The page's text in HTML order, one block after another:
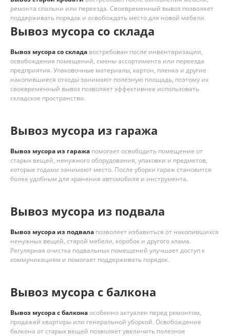
ремонта спальни или переезда. Своевременный вывоз позволяет
поддерживать порядок и освобождать место для новой мебели.
Вывоз мусора со склада
Вывоз мусора со склада востребован после инвентаризации,
освобождения помещений, смены ассортимента или переезда
предприятия. Упаковочные материалы, картон, пленка и другие
накопившиеся отходы занимают полезную площадь, поэтому их
своевременный вывоз позволяет эффективнее использовать
складское пространство.
Вывоз мусора из гаража
Вывоз мусора из гаража помогает освободить помещение от
старых вещей, ненужного оборудования, упаковки и предметов,
которые годами занимают место. После уборки гараж становится
более удобным для хранения автомобиля и инструмента.
Вывоз мусора из подвала
Вывоз мусора из подвала позволяет избавиться от накопившихся
ненужных вещей, старой мебели, коробок и другого хлама.
Регулярная очистка подвальных помещений улучшает доступ к
коммуникациям и помогает поддерживать порядок.
Вывоз мусора с балкона
Вывоз мусора с балконаособенно актуален перед ремонтом,
продажей квартиры или генеральной уборкой. Освобождение
балкона от старых вещей позволяет увеличить полезное